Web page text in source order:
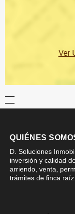
Ver
QUIÉNES
D. Soluciones
inversión y calidad
arriendo, venta,
trámites de finca